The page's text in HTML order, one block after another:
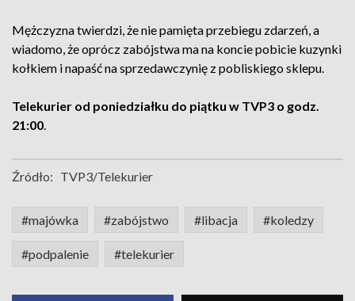
Mężczyzna twierdzi, że nie pamięta przebiegu zdarzeń, a
wiadomo, że oprócz zabójstwa ma na koncie pobicie kuzynki
kołkiem i napaść na sprzedawczynię z pobliskiego sklepu.
Telekurier od poniedziałku do piątku w TVP3 o godz.
21:00.
Źródło: TVP3/Telekurier
#majówka #zabójstwo #libacja #koledzy
#podpalenie #telekurier